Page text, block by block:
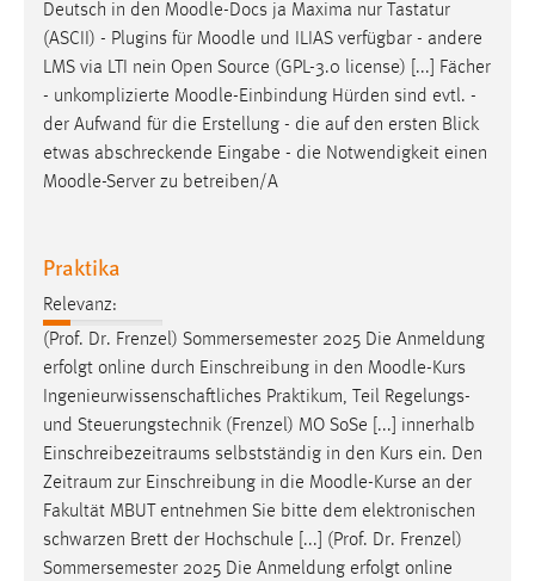
Deutsch in den Moodle-Docs ja Maxima nur Tastatur
(ASCII) - Plugins für Moodle und ILIAS verfügbar - andere
LMS via LTI nein Open Source (GPL-3.0 license) [...] Fächer
- unkomplizierte Moodle-Einbindung Hürden sind evtl. -
der Aufwand für die Erstellung - die auf den ersten Blick
etwas abschreckende Eingabe - die Notwendigkeit einen
Moodle-Server zu betreiben/A
Praktika
Relevanz:
(Prof. Dr. Frenzel) Sommersemester 2025 Die Anmeldung
erfolgt online durch Einschreibung in den Moodle-Kurs
Ingenieurwissenschaftliches Praktikum, Teil Regelungs-
und Steuerungstechnik (Frenzel) MO SoSe [...] innerhalb
Einschreibezeitraums selbstständig in den Kurs ein. Den
Zeitraum zur Einschreibung in die Moodle-Kurse an der
Fakultät MBUT entnehmen Sie bitte dem elektronischen
schwarzen Brett der Hochschule [...] (Prof. Dr. Frenzel)
Sommersemester 2025 Die Anmeldung erfolgt online